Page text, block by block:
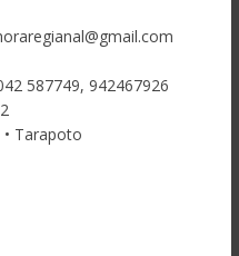
587749, 942467926
• Tarapoto